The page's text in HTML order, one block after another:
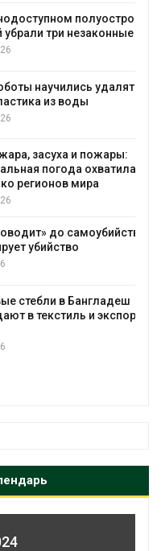
полуострове
незаконные свалки
удалять до 94%
воды
и пожары:
охватила сразу
мира
самоубийства и
в Бангладеш
и экспортное